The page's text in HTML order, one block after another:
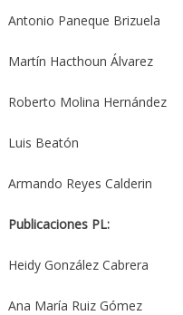
Antonio Paneque Brizuela
Martín Hacthoun Álvarez
Roberto Molina Hernández
Luis Beatón
Armando Reyes Calderin
Publicaciones PL:
Heidy González Cabrera
Ana María Ruiz Gómez